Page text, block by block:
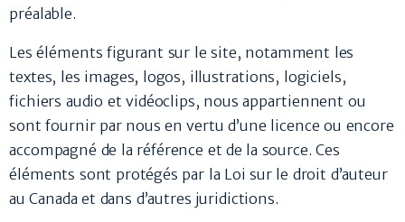
préalable.
Les éléments figurant sur le site, notamment les
textes, les images, logos, illustrations, logiciels,
fichiers audio et vidéoclips, nous appartiennent ou
sont fournir par nous en vertu d’une licence ou encore
accompagné de la référence et de la source. Ces
éléments sont protégés par la Loi sur le droit d’auteur
au Canada et dans d’autres juridictions.